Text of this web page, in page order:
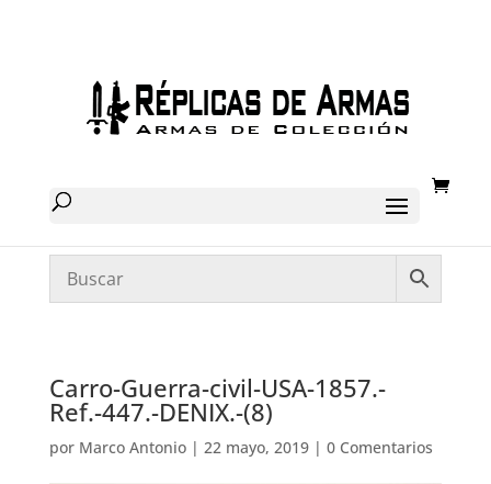
Carro-Guerra-civil-USA-1857.-
Ref.-447.-DENIX.-(8)
por Marco Antonio| 22 mayo, 2019| 0 Comentarios